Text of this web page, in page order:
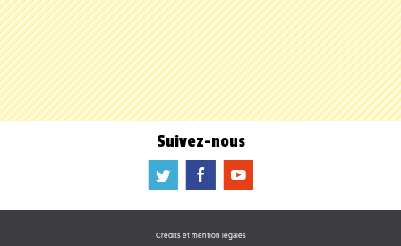
Suivez-nous
a b f
Crédits et mention légales